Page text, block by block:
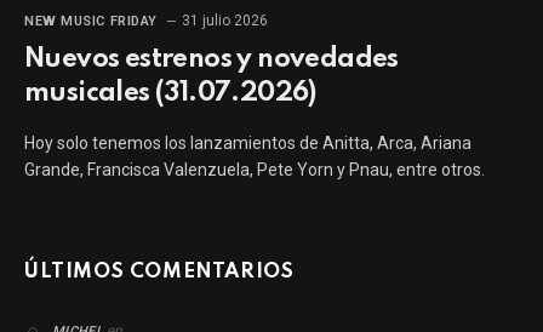
NEW MUSIC FRIDAY 31 julio 2026
Nuevos estrenos y novedades
musicales (31.07.2026)
Hoy solo tenemos los lanzamientos de Anitta, Arca, Ariana
Grande, Francisca Valenzuela, Pete Yorn y Pnau, entre otros.
ÚLTIMOS COMENTARIOS